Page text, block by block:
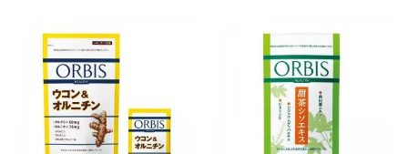
ド・ウィートグラスや緑黄色野菜な
ど、厳選した34種の野菜と果物もた
っぷり入っており、いろいろな素材
を手軽に摂取できます。やすらぎの
ローズマリーとペパーミントの2種
のハーブも入っています。豆乳また
るサメの軟骨成分のコンドロイチン
硫酸を120mg配合。ふしぶしに大
切なⅡ型コラーゲンをプラスし、ス
ムーズな動きをサポートします。そ
れらに加え、ハス胚芽エキス、生姜
エキスも配合。女性想いのサポート
植物素材で、毎日の快適をサポート